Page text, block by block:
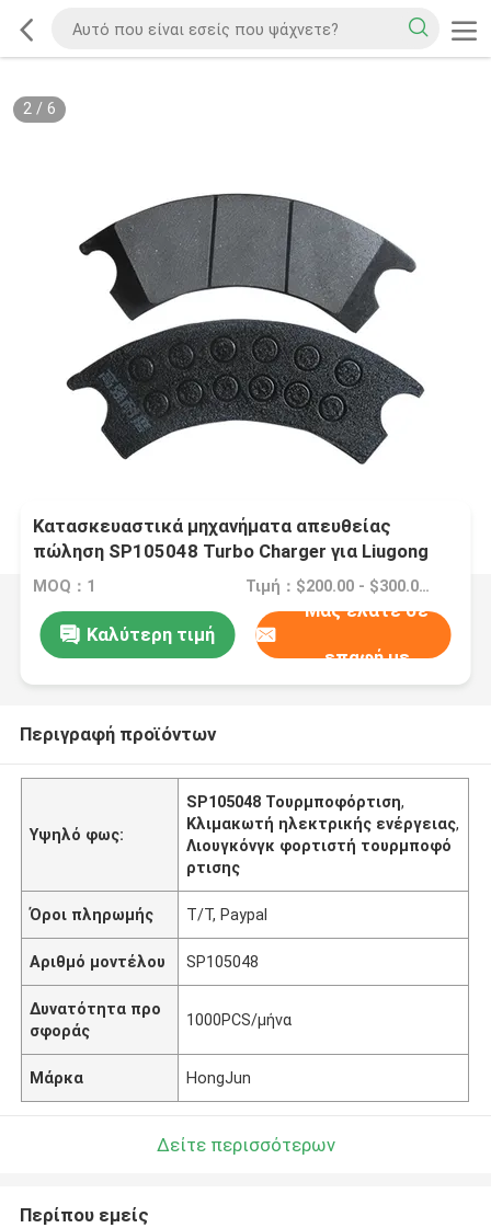
2/ 6
Κατασκευαστικά μηχανήματα απευθείας
πώληση SP105048 Turbo Charger για Liugong
Loader CLG856
MOQ：1 Τιμή：$200.00 - $300.00/pieces
Καλύτερη τιμή
Μας ελάτε σε
επαφή με
Περιγραφή προϊόντων
Υψηλό φως:
SP105048 Τουρμποφόρτιση,
Κλιμακωτή ηλεκτρικής ενέργειας,
Λιουγκόνγκ φορτιστή τουρμποφό
ρτισης
Όροι πληρωμής Τ/Τ, Paypal
Αριθμό μοντέλου SP105048
Δυνατότητα προ
σφοράς
1000PCS/μήνα
Μάρκα HongJun
Δείτε περισσότερων
Περίπου εμείς